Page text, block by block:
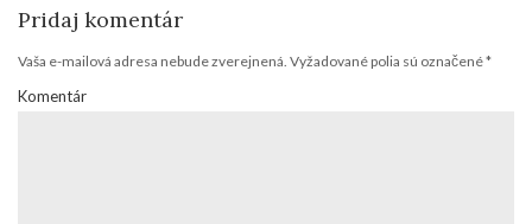
Pridaj komentár
Vaša e-mailová adresa nebude zverejnená. Vyžadované polia sú označené*
Komentár